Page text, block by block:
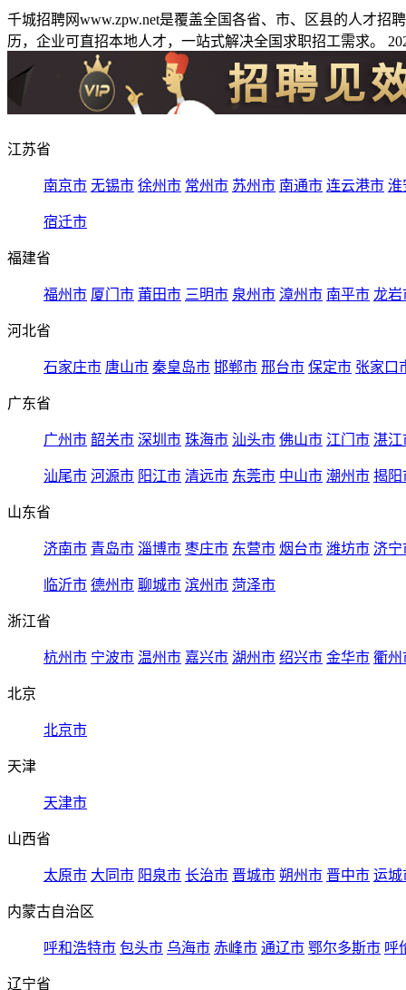
千城招聘网www.zpw.net是覆盖全国各省、市、区县的人才
历，企业可直招本地人才，一站式解决全国求职招工需求。
江苏省
南京市 无锡市 徐州市 常州市 苏州市 南通市 连云港市 淮
宿迁市
福建省
福州市 厦门市 莆田市 三明市 泉州市 漳州市 南平市 龙岩
河北省
石家庄市 唐山市 秦皇岛市 邯郸市 邢台市 保定市 张家口
广东省
广州市 韶关市 深圳市 珠海市 汕头市 佛山市 江门市 湛江
汕尾市 河源市 阳江市 清远市 东莞市 中山市 潮州市 揭阳
山东省
济南市 青岛市 淄博市 枣庄市 东营市 烟台市 潍坊市 济宁
临沂市 德州市 聊城市 滨州市 菏泽市
浙江省
杭州市 宁波市 温州市 嘉兴市 湖州市 绍兴市 金华市 衢州
北京
北京市
天津
天津市
山西省
太原市 大同市 阳泉市 长治市 晋城市 朔州市 晋中市 运城
内蒙古自治区
呼和浩特市 包头市 乌海市 赤峰市 通辽市 鄂尔多斯市 呼
辽宁省